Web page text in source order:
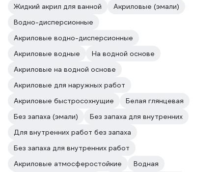
Жидкий акрил для ванной
Акриловые (эмали)
Водно-дисперсионные
Акриловые водно-дисперсионные
Акриловые водные
На водной основе
Акриловые на водной основе
Акриловые для наружных работ
Акриловые быстросохнущие
Белая глянцевая
Без запаха (эмали)
Без запаха для внутренних
Для внутренних работ без запаха
Без запаха для внутренних работ
Акриловые атмосферостойкие
Водная